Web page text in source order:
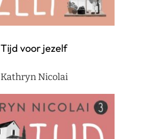
Tijd voor jezelf
Kathryn Nicolai